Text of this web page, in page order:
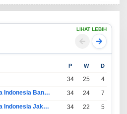
LIHAT LEBIH
P W D
34 25 4
Persatuan Sepak Bola Indonesia Bandung 34 24 7
Persatuan Sepak Bola Indonesia Jakarta 34 22 5